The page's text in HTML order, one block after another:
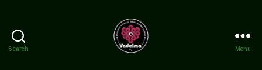
Search Menu